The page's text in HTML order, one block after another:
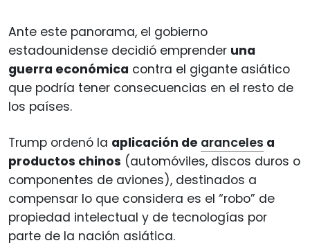
Ante este panorama, el gobierno
estadounidense decidió emprender una
guerra económica contra el gigante asiático
que podría tener consecuencias en el resto de
los países.
Trump ordenó la aplicación de aranceles a
productos chinos (automóviles, discos duros o
componentes de aviones), destinados a
compensar lo que considera es el “robo” de
propiedad intelectual y de tecnologías por
parte de la nación asiática.